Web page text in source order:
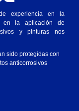
experiencia en la
en la aplicación de
y pinturas nos
sido protegidas con
anticorrosivos